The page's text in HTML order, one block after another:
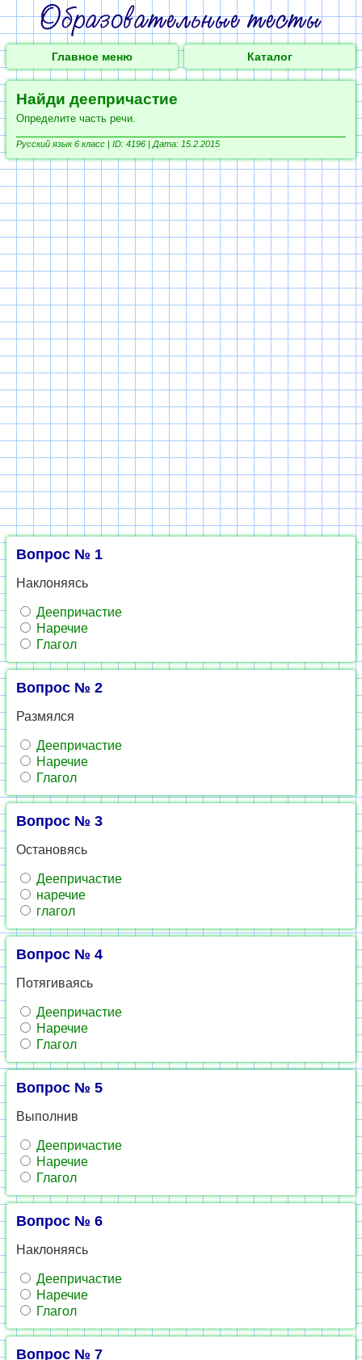
Главное меню Каталог
Найди деепричастие
Определите часть речи.
Русский язык 6 класс | ID: 4196 | Дата: 15.2.2015
Вопрос № 1
Наклоняясь
Деепричастие
Наречие
Глагол
Вопрос № 2
Размялся
Деепричастие
Наречие
Глагол
Вопрос № 3
Остановясь
Деепричастие
наречие
глагол
Вопрос № 4
Потягиваясь
Деепричастие
Наречие
Глагол
Вопрос № 5
Выполнив
Деепричастие
Наречие
Глагол
Вопрос № 6
Наклоняясь
Деепричастие
Наречие
Глагол
Вопрос № 7